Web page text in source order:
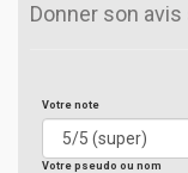
Donner son
Votre note
Votre pseudo ou nom